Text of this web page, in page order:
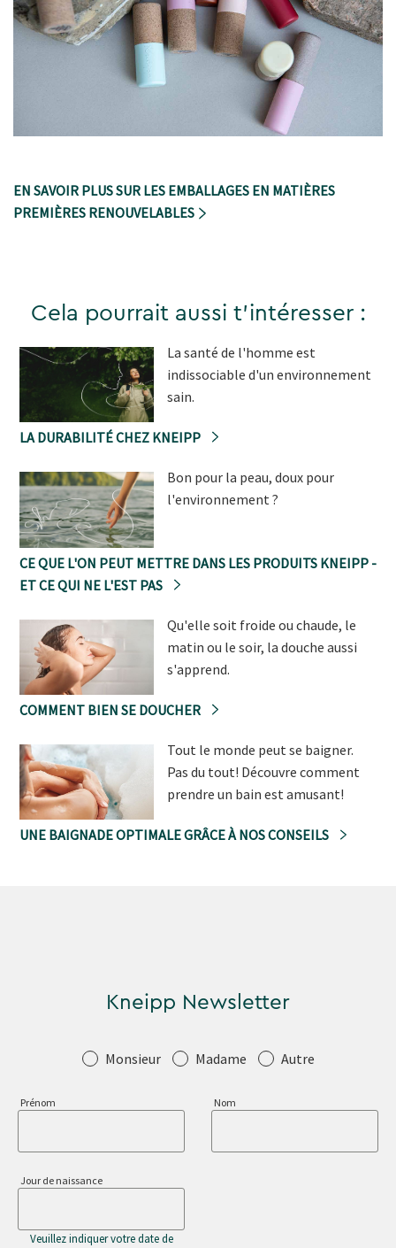
EN SAVOIR PLUS SUR LES EMBALLAGES EN MATIÈRES
PREMIÈRES RENOUVELABLES
Cela pourrait aussi t'intéresser :
La santé de l'homme est
indissociable d'un environnement
sain.
LA DURABILITÉ CHEZ KNEIPP
Bon pour la peau, doux pour
l'environnement ?
CE QUE L'ON PEUT METTRE DANS LES PRODUITS KNEIPP -
ET CE QUI NE L'EST PAS
Qu'elle soit froide ou chaude, le
matin ou le soir, la douche aussi
s'apprend.
COMMENT BIEN SE DOUCHER
Tout le monde peut se baigner.
Pas du tout! Découvre comment
prendre un bain est amusant!
UNE BAIGNADE OPTIMALE GRÂCE À NOS CONSEILS
Kneipp Newsletter
SalutationMonsieur Madame Autre
Prénom Nom
Jour de naissance
Veuillez indiquer votre date de